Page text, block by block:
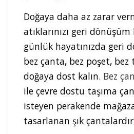
Doğaya daha az zarar
atıklarınızı geri
günlük hayatınızda geri
bez çanta, bez poşet, bez
doğaya dost kalın. Bez
ile çevre dostu taşıma
isteyen perakende
tasarlanan şık